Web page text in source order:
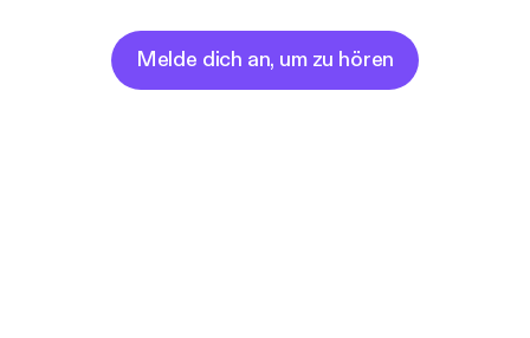
Melde dich an, um zu hören